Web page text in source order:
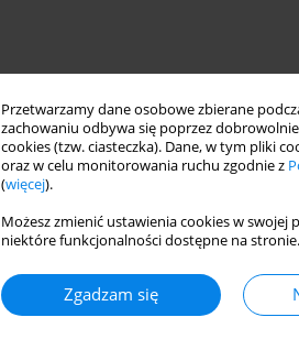
Przetwarzamy dane osobowe zbierane
zachowaniu odbywa się poprzez
cookies (tzw. ciasteczka). Dane, w tym pliki
oraz w celu monitorowania ruchu zgodnie z
(więcej).
Możesz zmienić ustawienia cookies w swojej
niektóre funkcjonalności dostępne na stronie.
Zgadzam się